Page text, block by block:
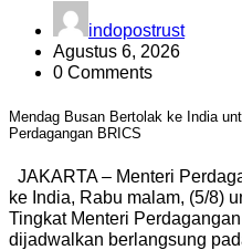
indopostrust
Agustus 6, 2026
0 Comments
Mendag Busan Bertolak ke India
Perdagangan BRICS
JAKARTA – Menteri
ke India, Rabu malam, (5/8)
Tingkat Menteri
dijadwalkan berlangsung